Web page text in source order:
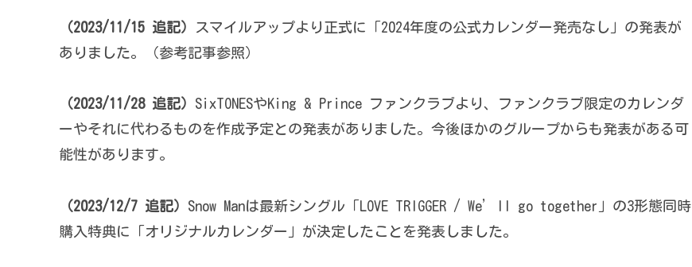
（2023/11/15 追記）
スマイルアップより正式に「2024年度の公式カレンダー発売なし」の発表が
ありました。（参考記事参照）
（2023/11/28 追記） SixTONESやKing & Prince ファンクラブより、ファンクラブ限定のカレンダ
ーやそれに代わるものを作成予定との発表がありました。今後ほかのグループからも発表がある可
能性があります。
（2023/12/7 追記） Snow Manは最新シングル「LOVE TRIGGER / We’ll go together」の3形態同時
購入特典に「オリジナルカレンダー」が決定したことを発表しました。